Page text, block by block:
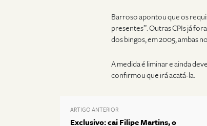
Barroso apontou que os
presentes”. Outras CPIs já
dos bingos, em 2005, ambas
A medida é liminar e ainda
confirmou que irá acatá-la.
ARTIGO ANTERIOR
Exclusivo: cai Filipe Martins, o